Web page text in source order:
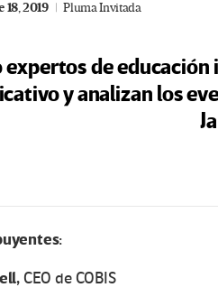
2019 Pluma Invitada
expertos de
y analizan los
CEO de COBIS